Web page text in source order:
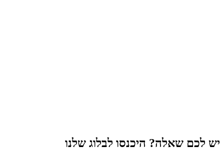
יש לכם שאלה? היכנסו לבלוג שלנו